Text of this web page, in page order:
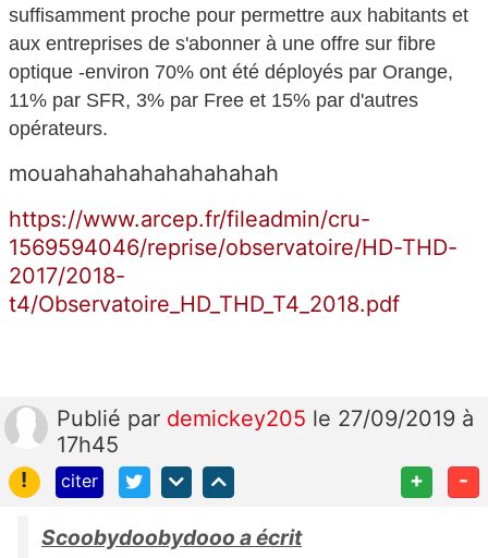
suffisamment proche pour permettre aux habitants et
aux entreprises de s'abonner à une offre sur fibre
optique -environ 70% ont été déployés par Orange,
11% par SFR, 3% par Free et 15% par d'autres
opérateurs.
mouahahahahahahahahah
https://www.arcep.fr/fileadmin/cru-
1569594046/reprise/observatoire/HD-THD-
2017/2018-
t4/Observatoire_HD_THD_T4_2018.pdf
Publié par demickey205 le 27/09/2019 à
17h45
!
citer + -
Scoobydoobydooo a écrit